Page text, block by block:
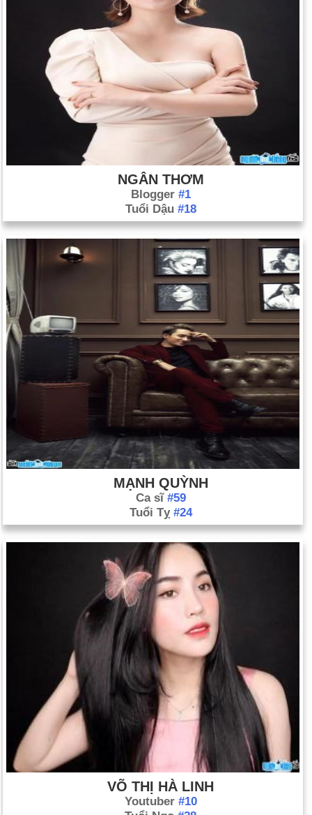
NGÂN THƠM
Blogger #1
Tuổi Dậu #18
MẠNH QUỲNH
Ca sĩ #59
Tuổi Tỵ #24
VÕ THỊ HÀ LINH
Youtuber #10